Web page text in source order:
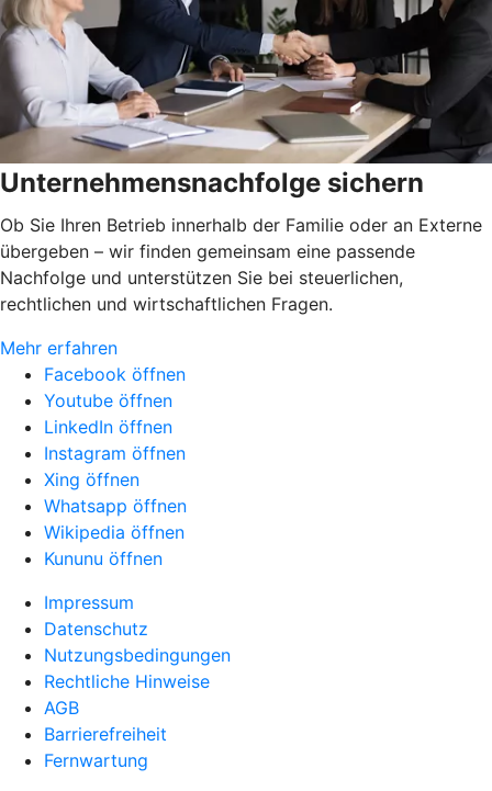
Unternehmensnachfolge sichern
Ob Sie Ihren Betrieb innerhalb der Familie oder an Externe
übergeben – wir finden gemeinsam eine passende
Nachfolge und unterstützen Sie bei steuerlichen,
rechtlichen und wirtschaftlichen Fragen.
Mehr erfahren
Facebook öffnen
Youtube öffnen
LinkedIn öffnen
Instagram öffnen
Xing öffnen
Whatsapp öffnen
Wikipedia öffnen
Kununu öffnen
Impressum
Datenschutz
Nutzungsbedingungen
Rechtliche Hinweise
AGB
Barrierefreiheit
Fernwartung